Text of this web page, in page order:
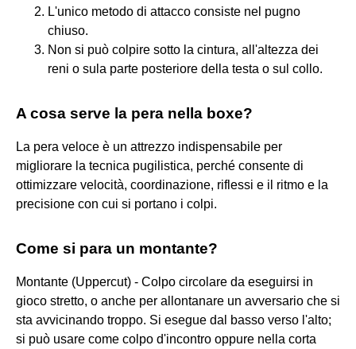
L'unico metodo di attacco consiste nel pugno
chiuso.
Non si può colpire sotto la cintura, all'altezza dei
reni o sula parte posteriore della testa o sul collo.
A cosa serve la pera nella boxe?
La pera veloce è un attrezzo indispensabile per
migliorare la tecnica pugilistica, perché consente di
ottimizzare velocità, coordinazione, riflessi e il ritmo e la
precisione con cui si portano i colpi.
Come si para un montante?
Montante (Uppercut) - Colpo circolare da eseguirsi in
gioco stretto, o anche per allontanare un avversario che si
sta avvicinando troppo. Si esegue dal basso verso l'alto;
si può usare come colpo d'incontro oppure nella corta